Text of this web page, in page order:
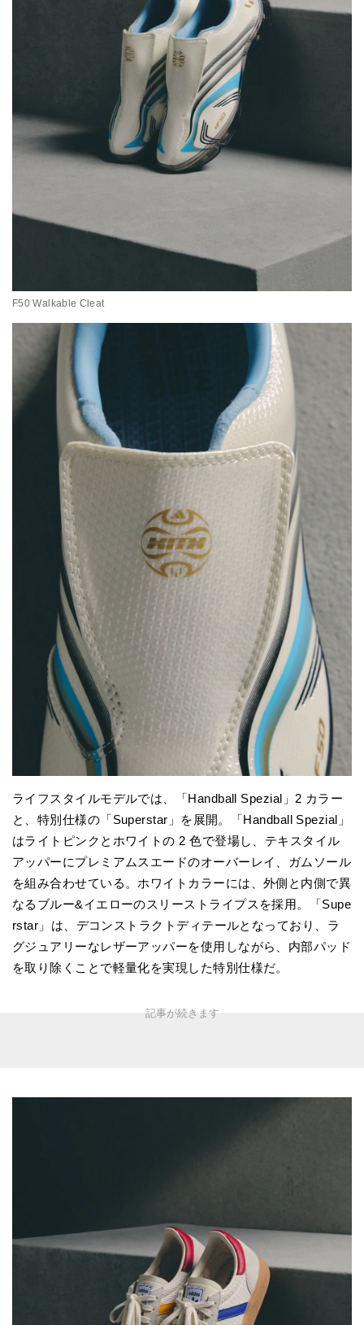
F50 Walkable Cleat
ライフスタイルモデルでは、「Handball Spezial」2 カラー
と、特別仕様の「Superstar」を展開。「Handball Spezial」
はライトピンクとホワイトの 2 色で登場し、テキスタイル
アッパーにプレミアムスエードのオーバーレイ、ガムソール
を組み合わせている。ホワイトカラーには、外側と内側で異
なるブルー&イエローのスリーストライプスを採用。「Supe
rstar」は、デコンストラクトディテールとなっており、ラ
グジュアリーなレザーアッパーを使用しながら、内部パッド
を取り除くことで軽量化を実現した特別仕様だ。